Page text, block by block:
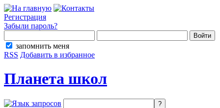
Регистрация
Забыли пароль?
запомнить меня
RSS Добавить в избранное
Планета школ